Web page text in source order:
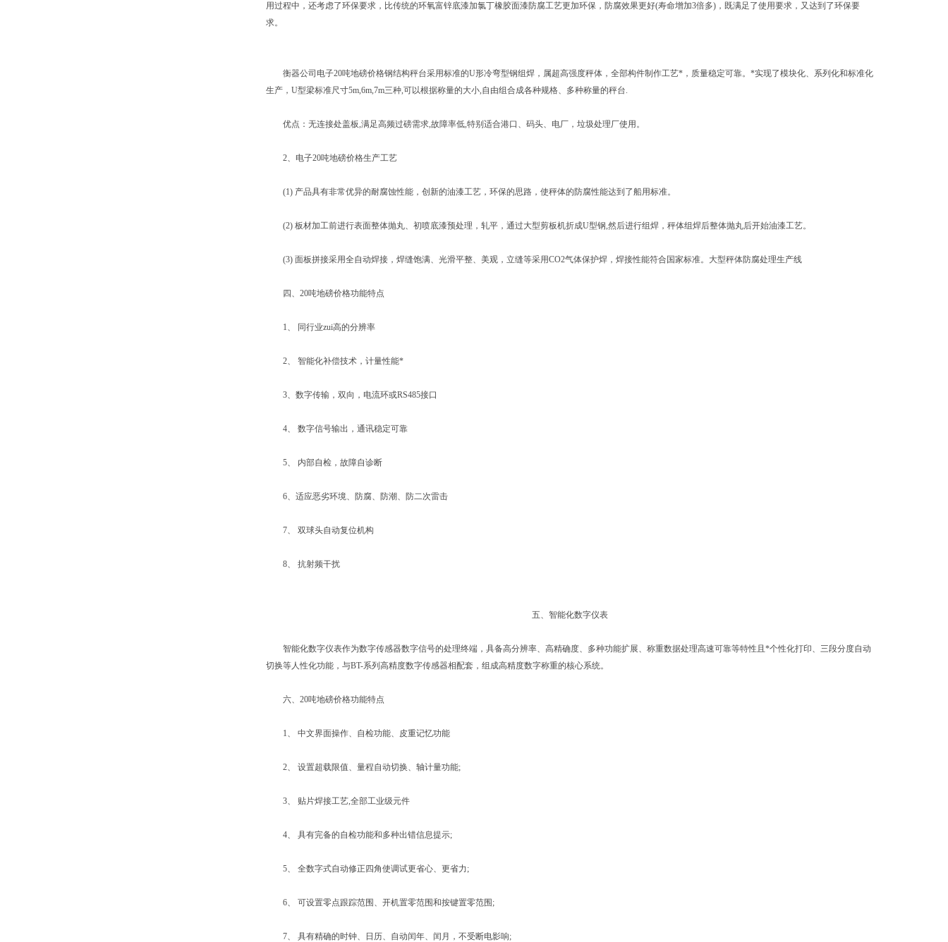
用过程中，还考虑了环保要求，比传统的环氧富锌底漆加氯丁橡胶面漆防腐工艺更加环保，防腐效果更好(寿命增加3倍多)，既满足了使用要求，又达到了环保要
求。
衡器公司电子20吨地磅价格钢结构秤台采用标准的U形冷弯型钢组焊，属超高强度秤体，全部构件制作工艺*，质量稳定可靠。*实现了模块化、系列化和标准化
生产，U型梁标准尺寸5m,6m,7m三种,可以根据称量的大小,自由组合成各种规格、多种称量的秤台.
优点：无连接处盖板,满足高频过磅需求,故障率低,特别适合港口、码头、电厂，垃圾处理厂使用。
2、电子20吨地磅价格生产工艺
(1) 产品具有非常优异的耐腐蚀性能，创新的油漆工艺，环保的思路，使秤体的防腐性能达到了船用标准。
(2) 板材加工前进行表面整体抛丸、初喷底漆预处理，轧平，通过大型剪板机折成U型钢,然后进行组焊，秤体组焊后整体抛丸后开始油漆工艺。
(3) 面板拼接采用全自动焊接，焊缝饱满、光滑平整、美观，立缝等采用CO2气体保护焊，焊接性能符合国家标准。大型秤体防腐处理生产线
四、20吨地磅价格功能特点
1、 同行业zui高的分辨率
2、 智能化补偿技术，计量性能*
3、数字传输，双向，电流环或RS485接口
4、 数字信号输出，通讯稳定可靠
5、 内部自检，故障自诊断
6、适应恶劣环境、防腐、防潮、防二次雷击
7、 双球头自动复位机构
8、 抗射频干扰
五、智能化数字仪表
智能化数字仪表作为数字传感器数字信号的处理终端，具备高分辨率、高精确度、多种功能扩展、称重数据处理高速可靠等特性且*个性化打印、三段分度自动
切换等人性化功能，与BT-系列高精度数字传感器相配套，组成高精度数字称重的核心系统。
六、20吨地磅价格功能特点
1、 中文界面操作、自检功能、皮重记忆功能
2、 设置超载限值、量程自动切换、轴计量功能;
3、 贴片焊接工艺,全部工业级元件
4、 具有完备的自检功能和多种出错信息提示;
5、 全数字式自动修正四角使调试更省心、更省力;
6、 可设置零点跟踪范围、开机置零范围和按键置零范围;
7、 具有精确的时钟、日历、自动闰年、闰月，不受断电影响;